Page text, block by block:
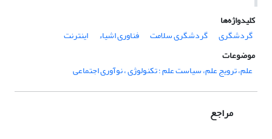
کلیدواژه‌ها
گردشگری
گردشگری سلامت فناوری اشیاء
اینترنت
موضوعات
علم، ترویج علم، سیاست علم ؛ تکنولوژی ، نوآوری اجتماعی
مراجع